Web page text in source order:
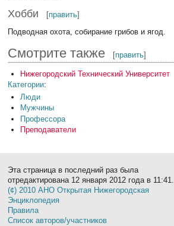
Хобби [править]
Подводная охота, собирание грибов и ягод.
Смотрите также [править]
Нижегородский Технический Университет
Категории:
Люди
Мужчины
Профессора
Преподаватели
Эта страница в последний раз была
отредактирована 12 января 2012 года в 11:41.
(¢) 2010 АНО Открытая Нижегородская
Энциклопедия
Правила
Список авторов/участников